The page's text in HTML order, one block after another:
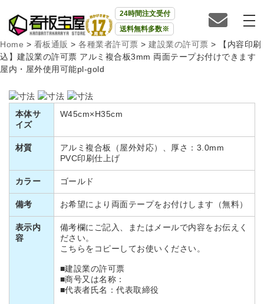
24時間注文受付
送料無料多数※
Home > 看板通販 > 各種業者許可票 > 建設業の許可票 >
【内容印刷
込】建設業の許可票 アルミ複合板3mm 両面テープお付けできます
屋内・屋外使用可能pl-gold
本体サ
イズ
W45cm×H35cm
材質
アルミ複合板（屋外対応）、厚さ：3.0mm
PVC印刷仕上げ
カラー ゴールド
備考 お希望により両面テープをお付けします（無料）
表示内
容
備考欄にご記入、またはメールで内容をお伝えく
ださい。
こちらをコピーしてお使いください。
■建設業の許可票
■商号又は名称：
■代表者氏名：代表取締役